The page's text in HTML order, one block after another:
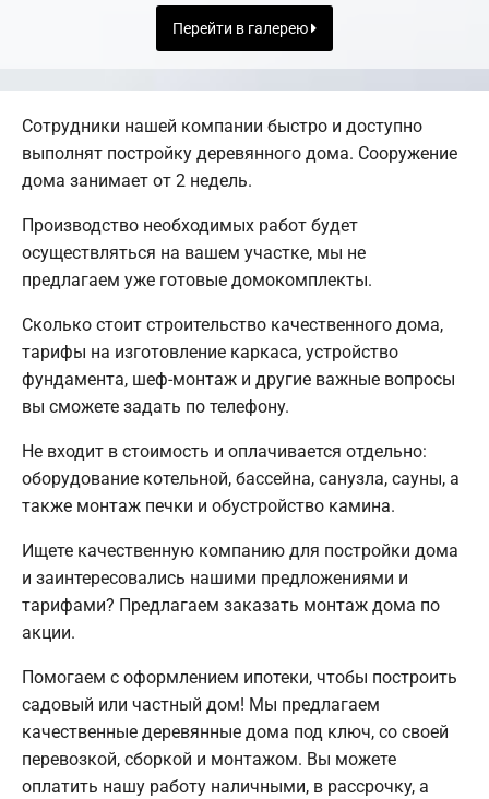
Перейти в галерею
Сотрудники нашей компании быстро и доступно
выполнят постройку деревянного дома. Сооружение
дома занимает от 2 недель.
Производство необходимых работ будет
осуществляться на вашем участке, мы не
предлагаем уже готовые домокомплекты.
Сколько стоит строительство качественного дома,
тарифы на изготовление каркаса, устройство
фундамента, шеф-монтаж и другие важные вопросы
вы сможете задать по телефону.
Не входит в стоимость и оплачивается отдельно:
оборудование котельной, бассейна, санузла, сауны, а
также монтаж печки и обустройство камина.
Ищете качественную компанию для постройки дома
и заинтересовались нашими предложениями и
тарифами? Предлагаем заказать монтаж дома по
акции.
Помогаем с оформлением ипотеки, чтобы построить
садовый или частный дом! Мы предлагаем
качественные деревянные дома под ключ, со своей
перевозкой, сборкой и монтажом. Вы можете
оплатить нашу работу наличными, в рассрочку, а